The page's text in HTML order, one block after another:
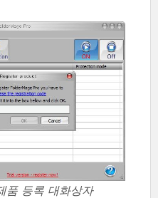
품 등록 대화상자